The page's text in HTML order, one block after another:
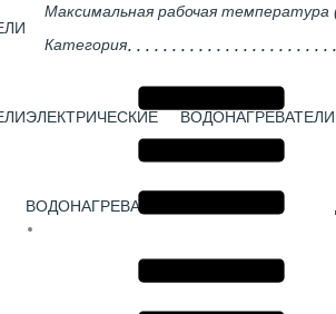
ЭЛЕКТРИЧЕСКИЕ
ВОДОНАГРЕВАТЕЛИ
ВОДОНАГРЕВАТЕЛИ
Максимальная рабочая
Категория